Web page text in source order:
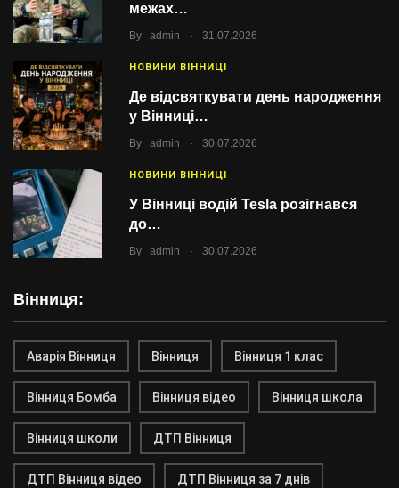
межах…
By admin . 31.07.2026
НОВИНИ ВІННИЦІ
Де відсвяткувати день народження
у Вінниці…
By admin . 30.07.2026
НОВИНИ ВІННИЦІ
У Вінниці водій Tesla розігнався
до…
By admin . 30.07.2026
Вінниця:
Аварія Вінниця Вінниця Вінниця 1 клас
Вінниця Бомба Вінниця відео Вінниця школа
Вінниця школи ДТП Вінниця
ДТП Вінниця відео ДТП Вінниця за 7 днів